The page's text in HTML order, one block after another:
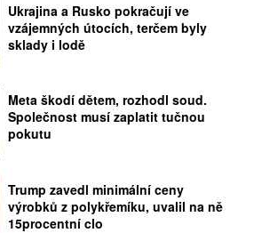
Ukrajina a Rusko pokračují ve
vzájemných útocích, terčem byly
sklady i lodě
Meta škodí dětem, rozhodl soud.
Společnost musí zaplatit tučnou
pokutu
Trump zavedl minimální ceny
výrobků z polykřemíku, uvalil na ně
15procentní clo